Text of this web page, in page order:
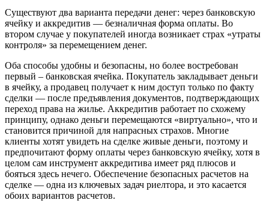
Существуют два варианта передачи денег: через банковскую
ячейку и аккредитив — безналичная форма оплаты. Во
втором случае у покупателей иногда возникает страх «утраты
контроля» за перемещением денег.
Оба способы удобны и безопасны, но более востребован
первый – банковская ячейка. Покупатель закладывает деньги
в ячейку, а продавец получает к ним доступ только по факту
сделки — после предъявления документов, подтверждающих
переход права на жилье. Аккредитив работает по схожему
принципу, однако деньги перемещаются «виртуально», что и
становится причиной для напрасных страхов. Многие
клиенты хотят увидеть на сделке живые деньги, поэтому и
предпочитают форму оплаты через банковскую ячейку, хотя в
целом сам инструмент аккредитива имеет ряд плюсов и
бояться здесь нечего. Обеспечение безопасных расчетов на
сделке — одна из ключевых задач риелтора, и это касается
обоих вариантов расчетов.